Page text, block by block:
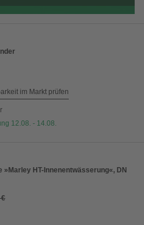
im Markt prüfen
12.08. - 14.08.
»Marley HT-Innenentwässerung«, DN
€